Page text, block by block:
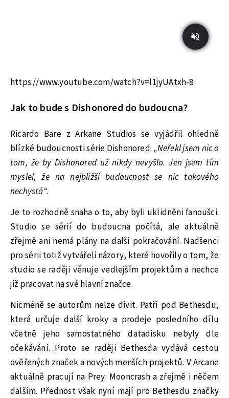
https://www.youtube.com/watch?v=l1jyUAtxh-8
Jak to bude s Dishonored do budoucna?
Ricardo Bare z Arkane Studios se vyjádřil ohledně
blízké budoucnosti série Dishonored: „Neřekl jsem nic o
tom, že by Dishonored už nikdy nevyšlo. Jen jsem tím
myslel, že na nejbližší budoucnost se nic takového
nechystá“.
Je to rozhodně snaha o to, aby byli uklidněni fanoušci.
Studio se sérií do budoucna počítá, ale aktuálně
zřejmě ani nemá plány na další pokračování. Nadšenci
pro sérii totiž vytvářeli názory, které hovořily o tom, že
studio se raději věnuje vedlejším projektům a nechce
již pracovat na své hlavní značce.
Nicméně se autorům nelze divit. Patří pod Bethesdu,
která určuje další kroky a prodeje posledního dílu
včetně jeho samostatného datadisku nebyly dle
očekávání. Proto se raději Bethesda vydává cestou
ověřených značek a nových menších projektů. V Arcane
aktuálně pracují na Prey: Mooncrash a zřejmě i něčem
dalším. Přednost však nyní mají pro Bethesdu značky